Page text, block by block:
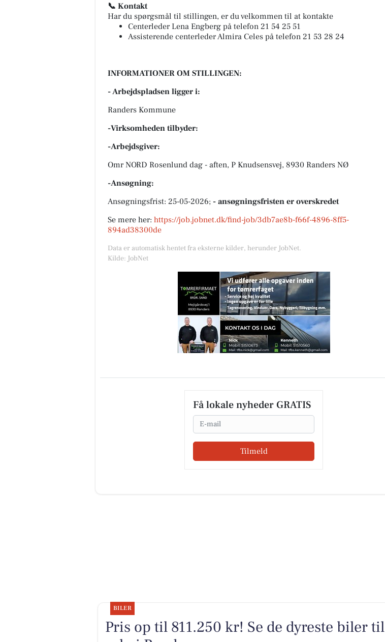
📞 Kontakt
Har du spørgsmål til stillingen, er du velkommen til at kontakte
Centerleder Lena Engberg på telefon 21 54 25 51
Assisterende centerleder Almira Celes på telefon 21 53 28 24
INFORMATIONER OM STILLINGEN:
- Arbejdspladsen ligger i:
Randers Kommune
-Virksomheden tilbyder:
-Arbejdsgiver:
Omr NORD Rosenlund dag - aften, P Knudsensvej, 8930 Randers NØ
-Ansøgning:
Ansøgningsfrist: 25-05-2026; - ansøgningsfristen er overskredet
Se mere her: https://job.jobnet.dk/find-job/3db7ae8b-f66f-4896-8ff5-
894ad38300de
Data er automatisk hentet fra eksterne kilder, herunder JobNet.
Kilde: JobNet
Få lokale nyheder GRATIS
Email
Tilmeld
BILER
Pris op til 811.250 kr! Se de dyreste biler til